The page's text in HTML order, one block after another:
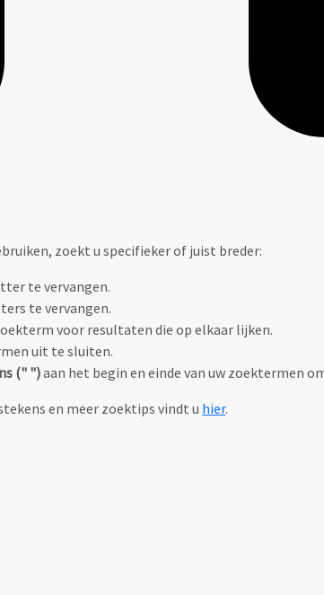
zoekt u specifieker of juist breder:
te vervangen.
te vervangen.
voor resultaten die op elkaar lijken.
uit te sluiten.
(" ")aan het begin en einde van uw zoektermen
en meer zoektips vindt u hier.